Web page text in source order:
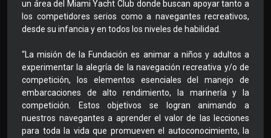
un área del Miami Yacht Club donde buscan apoyar tanto a
los competidores serios como a navegantes recreativos,
desde su infancia y en todos los niveles de habilidad.
“La misión de la Fundación es animar a niños y adultos a
experimentar la alegría de la navegación recreativa y/o de
competición, los elementos esenciales del manejo de
embarcaciones de alto rendimiento, la marinería y la
competición. Estos objetivos se logran animando a
nuestros navegantes a aprender el valor de las lecciones
para toda la vida que promueven el autoconocimiento, la